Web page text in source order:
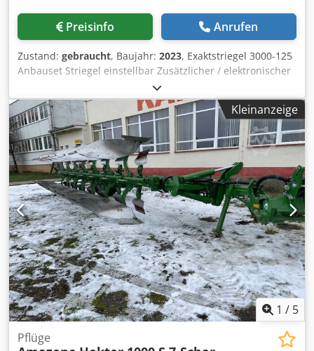
Preisinfo Anrufen
Zustand: gebraucht, Baujahr: 2023, Exaktstriegel 3000-125
Anbauset Striegel einstellbar Zusätzlicher / elektronischer
Spuranreißer 3000 AmaDrill 2 für Cataya Radarsensor /
international Analoger Arbeitsstellungssenso Elektr.
Fahrgassenschaltung / Steuerventil und Hydraulik Fahrgas
Djdstgpggjpfx Adkowa
Kleinanzeige
1 / 5
Pflüge